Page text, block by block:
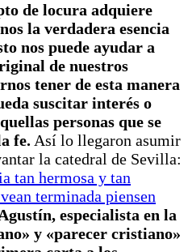
de locura adquiere
la verdadera esencia
nos puede ayudar a
de nuestros
tener de esta manera
suscitar interés o
personas que se
fe. Así lo llegaron asumir
la catedral de Sevilla:
tan hermosa y tan
terminada piensen
especialista en la
y «parecer cristiano»